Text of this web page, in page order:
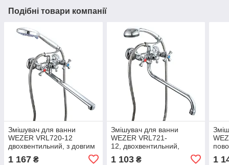
Подібні товари компанії
Змішувач для ванни
WEZER VRL720-12
двохвентильний, з довгим
1 167 ₴
Змішувач для ванни
WEZER VRL721-
12, двохвентильний,
поворотний, Ø 35, хром
1 103₴ 1